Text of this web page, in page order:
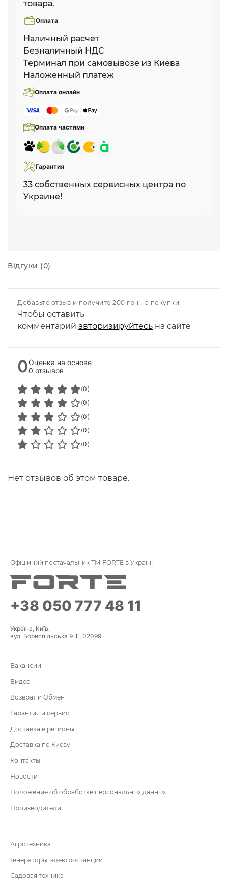
товара.
Оплата
Наличный расчет
Безналичный НДС
Терминал при самовывозе из Киева
Наложенный платеж
Оплата онлайн
Оплата частями
Гарантия
33 собственных сервисных центра по
Украине!
Відгуки (0)
Добавьте отзыв и получите 200 грн на покупки
Чтобы оставить
комментарий авторизируйтесь на сайте
0Оценка на основе
0 отзывов
(0)
(0)
(0)
(0)
(0)
Нет отзывов об этом товаре.
Офіційний постачальник ТМ FORTE в Україні
+38 050 777 48 11
Україна, Київ,
вул. Бориспільська 9-Е, 02099
Вакансии
Видео
Возврат и Обмен
Гарантия и сервис
Доставка в регионы
Доставка по Киеву
Контакты
Новости
Положение об обработке персональных данных
Производители
Агротехника
Генераторы, электростанции
Садовая техника